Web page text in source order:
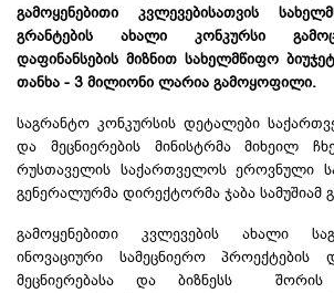
გამოყენებითი კვლევებისათვის
გრანტების ახალი კონკურსი
დაფინანსების მიზნით სახელმწიფო
თანხა - 3 მილიონი ლარია გამოყოფილი.
საგრანტო კონკურსის დეტალები
და მეცნიერების მინისტრმა მიხეილ
რუსთაველის საქართველოს ეროვნული
გენერალურმა დირექტორმა ჯაბა სამუშიამ
გამოყენებითი კვლევების ახალი
ინოვაციური სამეცნიერო პროექტების
მეცნიერებასა და ბიზნესს შორის